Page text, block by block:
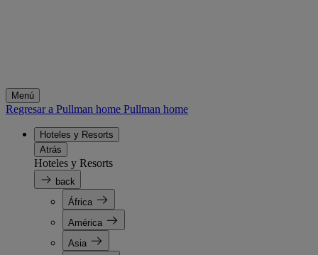
Menú
Regresar a Pullman home Pullman home
Hoteles y Resorts
Atrás
Hoteles y Resorts
back
África
América
Asia